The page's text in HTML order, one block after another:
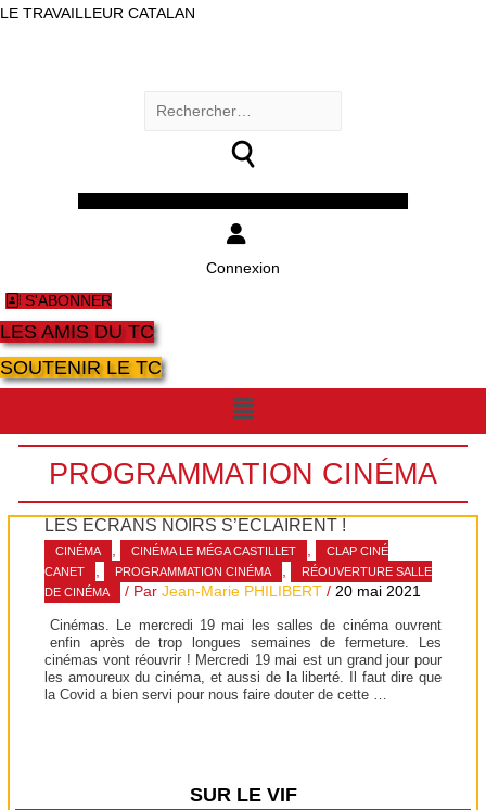
LE TRAVAILLEUR CATALAN
Rechercher :
Connexion
S'ABONNER
LES AMIS DU TC
SOUTENIR LE TC
Menu
PROGRAMMATION CINÉMA
LES ÉCRANS NOIRS S’ÉCLAIRENT !
CINÉMA , CINÉMA LE MÉGA CASTILLET ,
CLAP CINÉ
CANET
, PROGRAMMATION CINÉMA ,
RÉOUVERTURE SALLE
DE CINÉMA
/ ParJean-Marie PHILIBERT /20 mai 2021
Cinémas. Le mercredi 19 mai les salles de cinéma ouvrent
enfin après de trop longues semaines de fermeture. Les
cinémas vont réouvrir ! Mercredi 19 mai est un grand jour pour
les amoureux du cinéma, et aussi de la liberté. Il faut dire que
la Covid a bien servi pour nous faire douter de cette …
SUR LE VIF